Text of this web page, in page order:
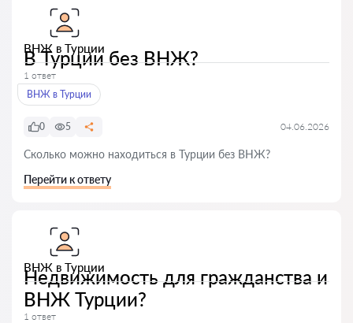
ВНЖ в Турции
В Турции без ВНЖ?
1 ответ
ВНЖ в Турции
0 5 04.06.2026
Сколько можно находиться в Турции без ВНЖ?
Перейти к ответу
ВНЖ в Турции
Недвижимость для гражданства и
ВНЖ Турции?
1 ответ